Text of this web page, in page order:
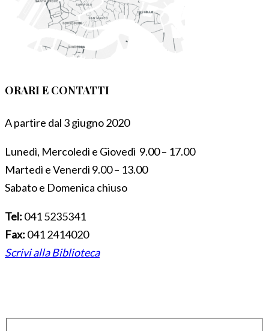
ORARI E CONTATTI
A partire dal 3 giugno 2020
Lunedì, Mercoledì e Giovedì 9.00 – 17.00
Martedì e Venerdì 9.00 – 13.00
Sabato e Domenica chiuso
Tel: 041 5235341
Fax: 041 2414020
Scrivi alla Biblioteca